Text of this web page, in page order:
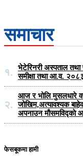
समाचार
१.
भेटेरिनरी अस्पताल तथा
समीक्षा तथा आ.व.
२.
आज र भोलि मुसलधारे
जोखिम,अत्यावश्यक
अपनाउन मौसमविद्काे
फेसबूकमा हामी